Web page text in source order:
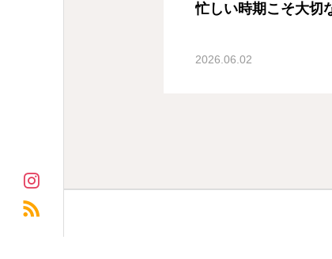
忙しい時期こそ大切
2026.06.02